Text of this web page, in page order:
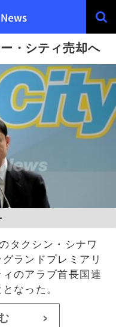
・シティ売却へ
タクシン・シナワ
ランドプレミアリ
のアラブ首長国連
なった。
>